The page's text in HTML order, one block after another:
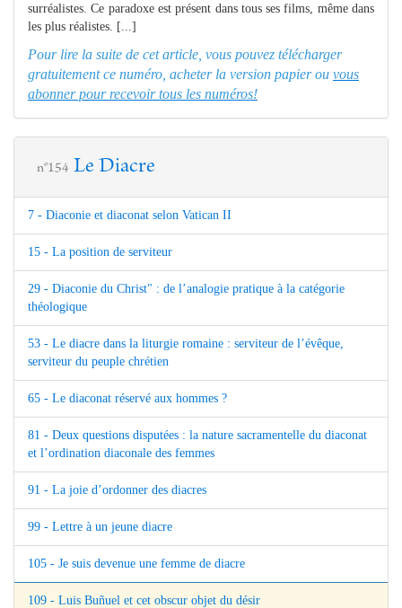
surréalistes. Ce paradoxe est présent dans tous ses films, même dans
les plus réalistes. [...]
Pour lire la suite de cet article, vous pouvez télécharger
gratuitement ce numéro, acheter la version papier ou vous
abonner pour recevoir tous les numéros!
n°154 Le Diacre
7 - Diaconie et diaconat selon Vatican II
15 - La position de serviteur
29 - Diaconie du Christ" : de l’analogie pratique à la catégorie
théologique
53 - Le diacre dans la liturgie romaine : serviteur de l’évêque,
serviteur du peuple chrétien
65 - Le diaconat réservé aux hommes ?
81 - Deux questions disputées : la nature sacramentelle du diaconat
et l’ordination diaconale des femmes
91 - La joie d’ordonner des diacres
99 - Lettre à un jeune diacre
105 - Je suis devenue une femme de diacre
109 - Luis Buñuel et cet obscur objet du désir